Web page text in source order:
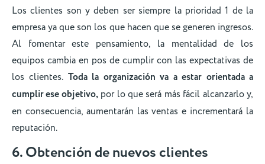
Los clientes son y deben ser siempre la prioridad 1 de la
empresa ya que son los que hacen que se generen ingresos.
Al fomentar este pensamiento, la mentalidad de los
equipos cambia en pos de cumplir con las expectativas de
los clientes. Toda la organización va a estar orientada a
cumplir ese objetivo,por lo que será más fácil alcanzarlo y,
en consecuencia, aumentarán las ventas e incrementará la
reputación.
6. Obtención de nuevos clientes